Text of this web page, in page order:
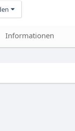
Informationen